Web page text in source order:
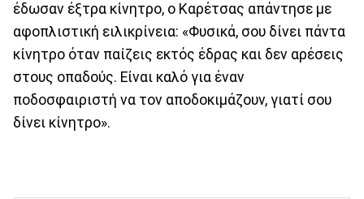
έδωσαν έξτρα κίνητρο, ο Καρέτσας απάντησε με
αφοπλιστική ειλικρίνεια: «Φυσικά, σου δίνει πάντα
κίνητρο όταν παίζεις εκτός έδρας και δεν αρέσεις
στους οπαδούς. Είναι καλό για έναν
ποδοσφαιριστή να τον αποδοκιμάζουν, γιατί σου
δίνει κίνητρο».